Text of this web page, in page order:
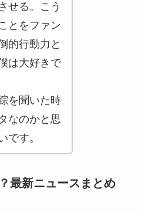
せる。こう
とをファン
的行動力と
は大好きで
を聞いた時
なのかと思
です。
最新ニュースまとめ